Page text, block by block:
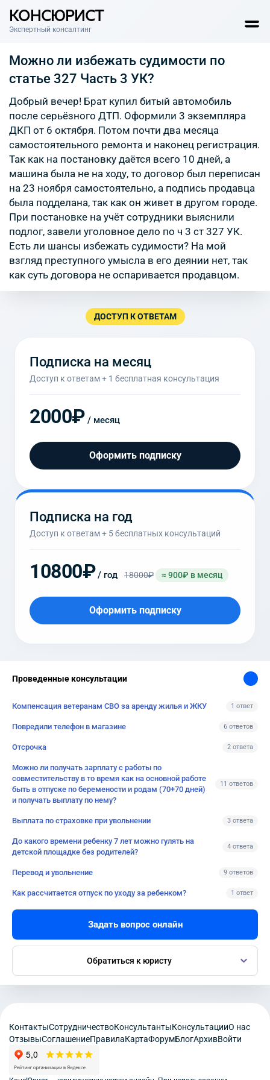
КОНСЮРИСТ
Экспертный консалтинг
Можно ли избежать судимости по
статье 327 Часть 3 УК?
Добрый вечер! Брат купил битый автомобиль
после серьёзного ДТП. Оформили 3 экземпляра
ДКП от 6 октября. Потом почти два месяца
самостоятельного ремонта и наконец регистрация.
Так как на постановку даётся всего 10 дней, а
машина была не на ходу, то договор был переписан
на 23 ноября самостоятельно, а подпись продавца
была подделана, так как он живет в другом городе.
При постановке на учёт сотрудники выяснили
подлог, завели уголовное дело по ч 3 ст 327 УК.
Есть ли шансы избежать судимости? На мой
взгляд преступного умысла в его деянии нет, так
как суть договора не оспаривается продавцом.
ДОСТУП К ОТВЕТАМ
Подписка на месяц
Доступ к ответам + 1 бесплатная консультация
2000₽ / месяц
Оформить подписку
Подписка на год
Доступ к ответам + 5 бесплатных консультаций
10800₽/ год 18000₽ ≈ 900₽ в месяц
Оформить подписку
Проведенные консультации
Компенсация ветеранам СВО за аренду жилья и ЖКУ 1 ответ
Повредили телефон в магазине 6 ответов
Отсрочка 2 ответа
Можно ли получать зарплату с работы по
совместительству в то время как на основной работе
быть в отпуске по беремености и родам (70+70 дней)
и получать выплату по нему?
11 ответов
Выплата по страховке при увольнении 3 ответа
До какого времени ребенку 7 лет можно гулять на
детской площадке без родителей?
4 ответа
Перевод и увольнение 9 ответов
Как рассчитается отпуск по уходу за ребенком? 1 ответ
Задать вопрос онлайн
Обратиться к юристу
КонтактыСотрудничествоКонсультантыКонсультацииО нас
ОтзывыСоглашениеПравилаКартаФорумБлогАрхивВойти